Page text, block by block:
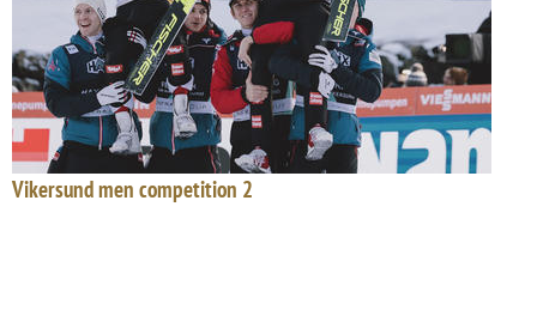
Vikersund men competition 2